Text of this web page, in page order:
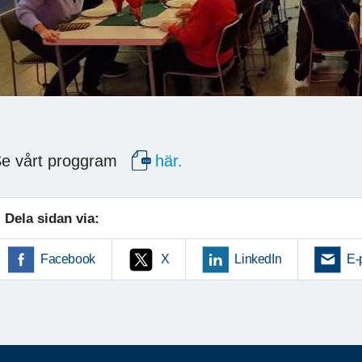
vårt proggram här.
Dela sidan via:
Facebook X LinkedIn